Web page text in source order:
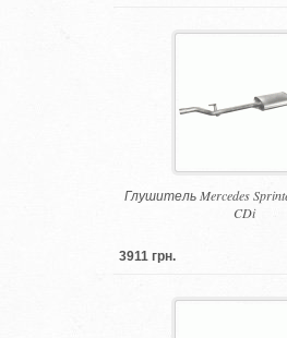
Глушитель Mercedes
CDi
3911 грн.